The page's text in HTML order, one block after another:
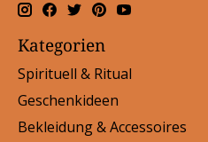
Kategorien
Spirituell & Ritual
Geschenkideen
Bekleidung & Accessoires